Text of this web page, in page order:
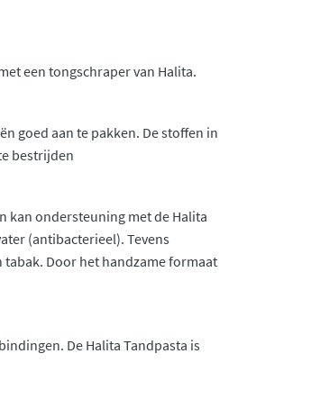
een tongschraper van Halita.
goed aan te pakken. De stoffen in
bestrijden
kan ondersteuning met de Halita
(antibacterieel). Tevens
Door het handzame formaat
De Halita Tandpasta is